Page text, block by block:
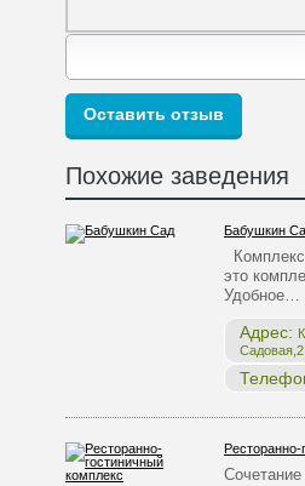
Похожие заведения
Бабушкин
это
Удобное…
Адрес: